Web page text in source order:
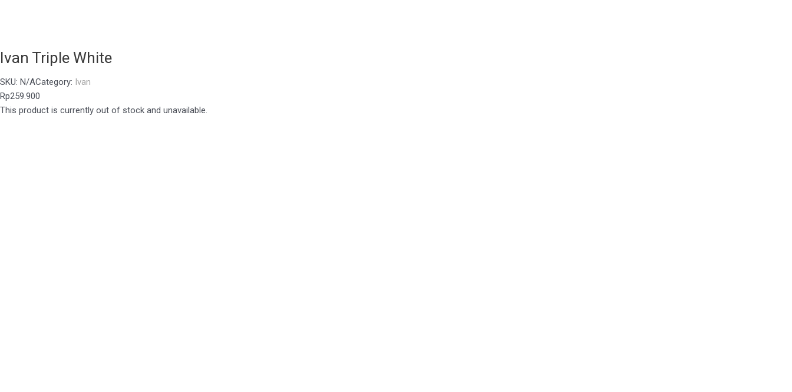
Ivan Triple White
SKU: N/ACategory: Ivan
Rp259.900
This product is currently out of stock and unavailable.